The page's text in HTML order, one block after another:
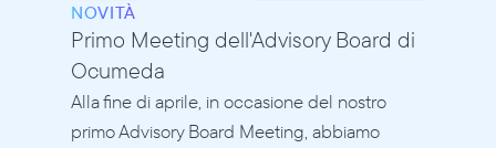
NOVITÀ
Primo Meeting dell'Advisory Board di
Ocumeda
Alla fine di aprile, in occasione del nostro
primo Advisory Board Meeting, abbiamo